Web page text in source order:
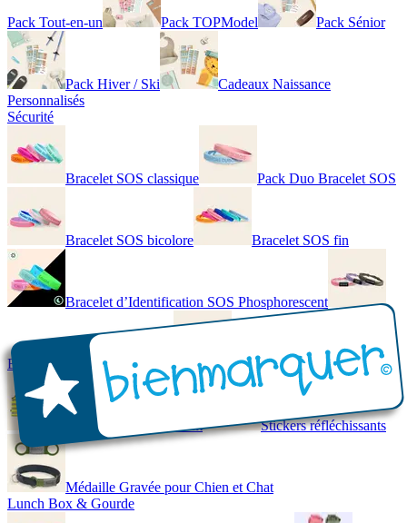
Pack Tout-en-un Pack TOPModel Pack Sénior
Pack Hiver / Ski
Cadeaux Naissance
Personnalisés
Sécurité
Bracelet SOS classique Pack Duo Bracelet SOS
Bracelet SOS bicolore Bracelet SOS fin
Bracelet d’Identification SOS Phosphorescent
Bracelet personnalisé élégant Bracelet Personnalisé en cuir
Gilet de Sécurité Enfant Stickers réfléchissants
Médaille Gravée pour Chien et Chat
Lunch Box & Gourde